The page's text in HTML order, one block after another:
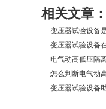
相关文章
变压器试验设备
变压器试验设备
电气动高低压隔
怎么判断电气动
变压器试验设备